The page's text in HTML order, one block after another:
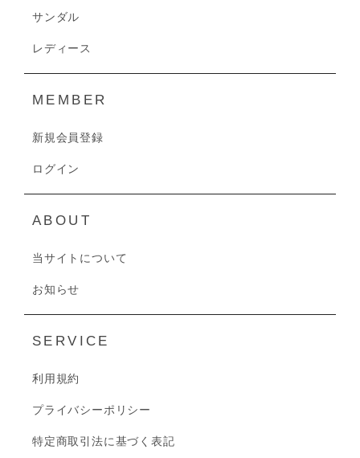
サンダル
レディース
MEMBER
新規会員登録
ログイン
ABOUT
当サイトについて
お知らせ
SERVICE
利用規約
プライバシーポリシー
特定商取引法に基づく表記